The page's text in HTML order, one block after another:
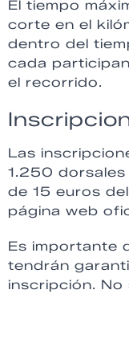
El tiempo
corte en el
dentro del
cada
el recorrido.
Las
1.250
de 15 euros
página web
Es importante
tendrán
inscripción. No